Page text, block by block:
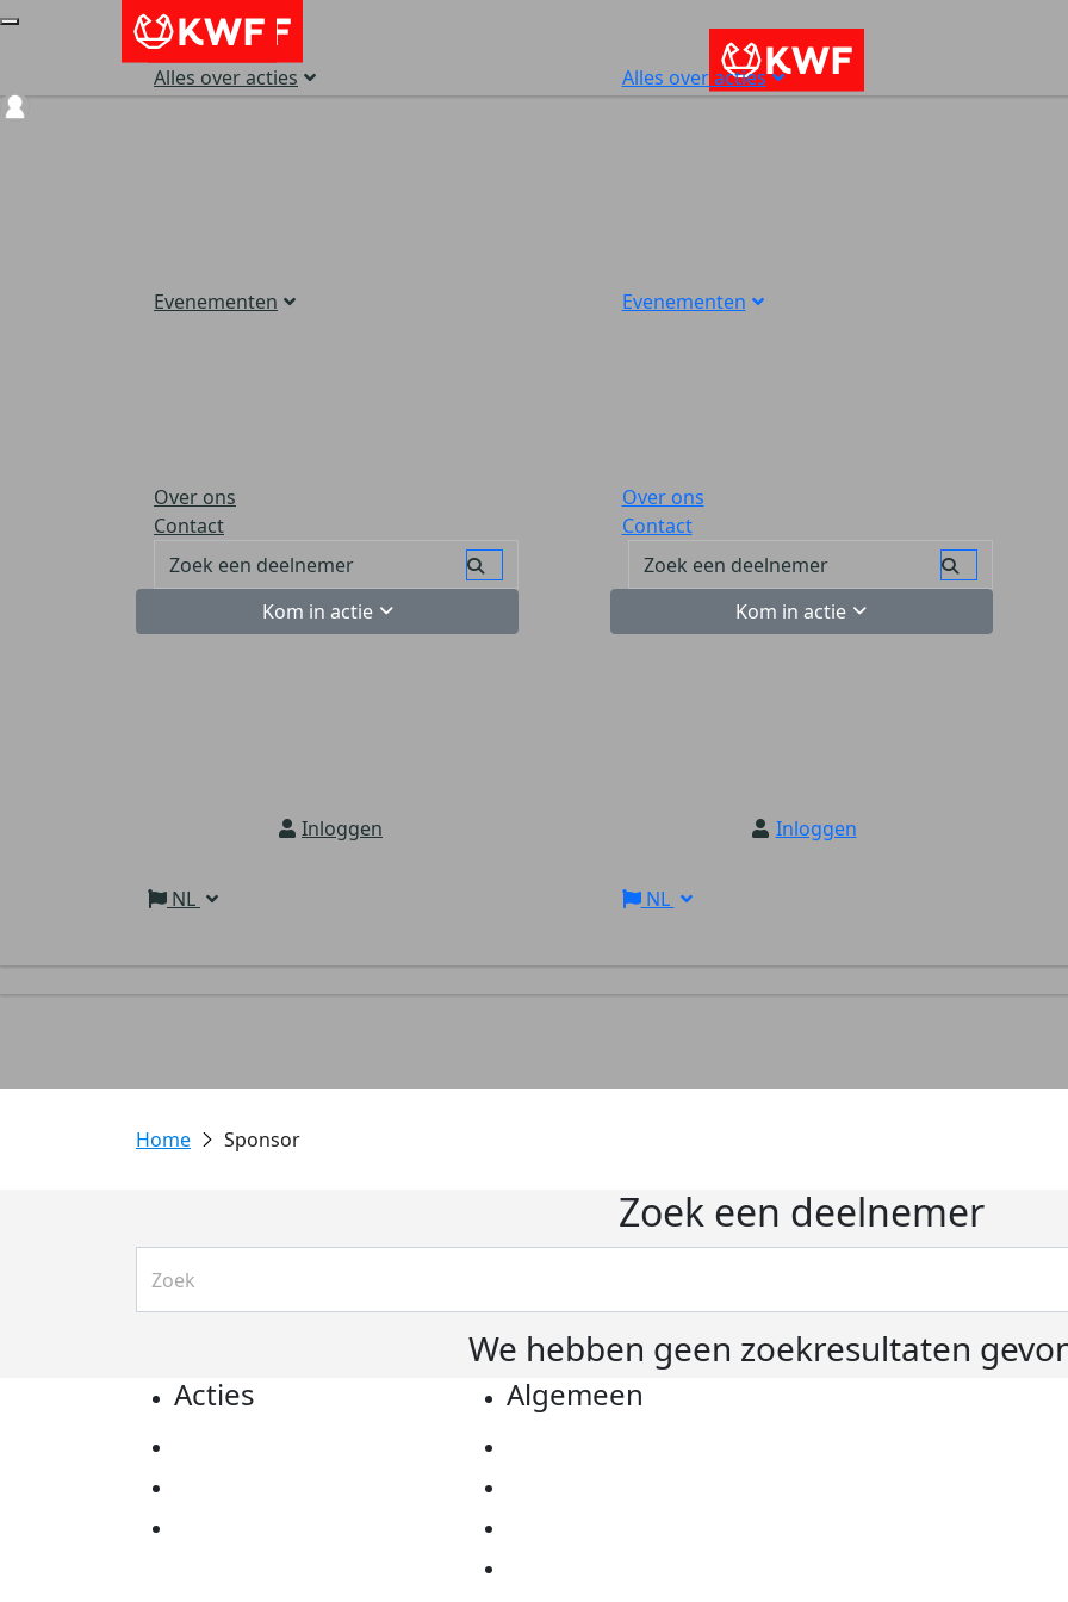
Alles over acties
Evenementen
Over ons
Contact
Kom in actie
Inloggen
NL
Alles over acties
Evenementen
Over ons
Contact
Kom in actie
Inloggen
NL
Sponsor
Zoek een deelnemer
We hebben geen zoekresultaten
Acties Algemeen